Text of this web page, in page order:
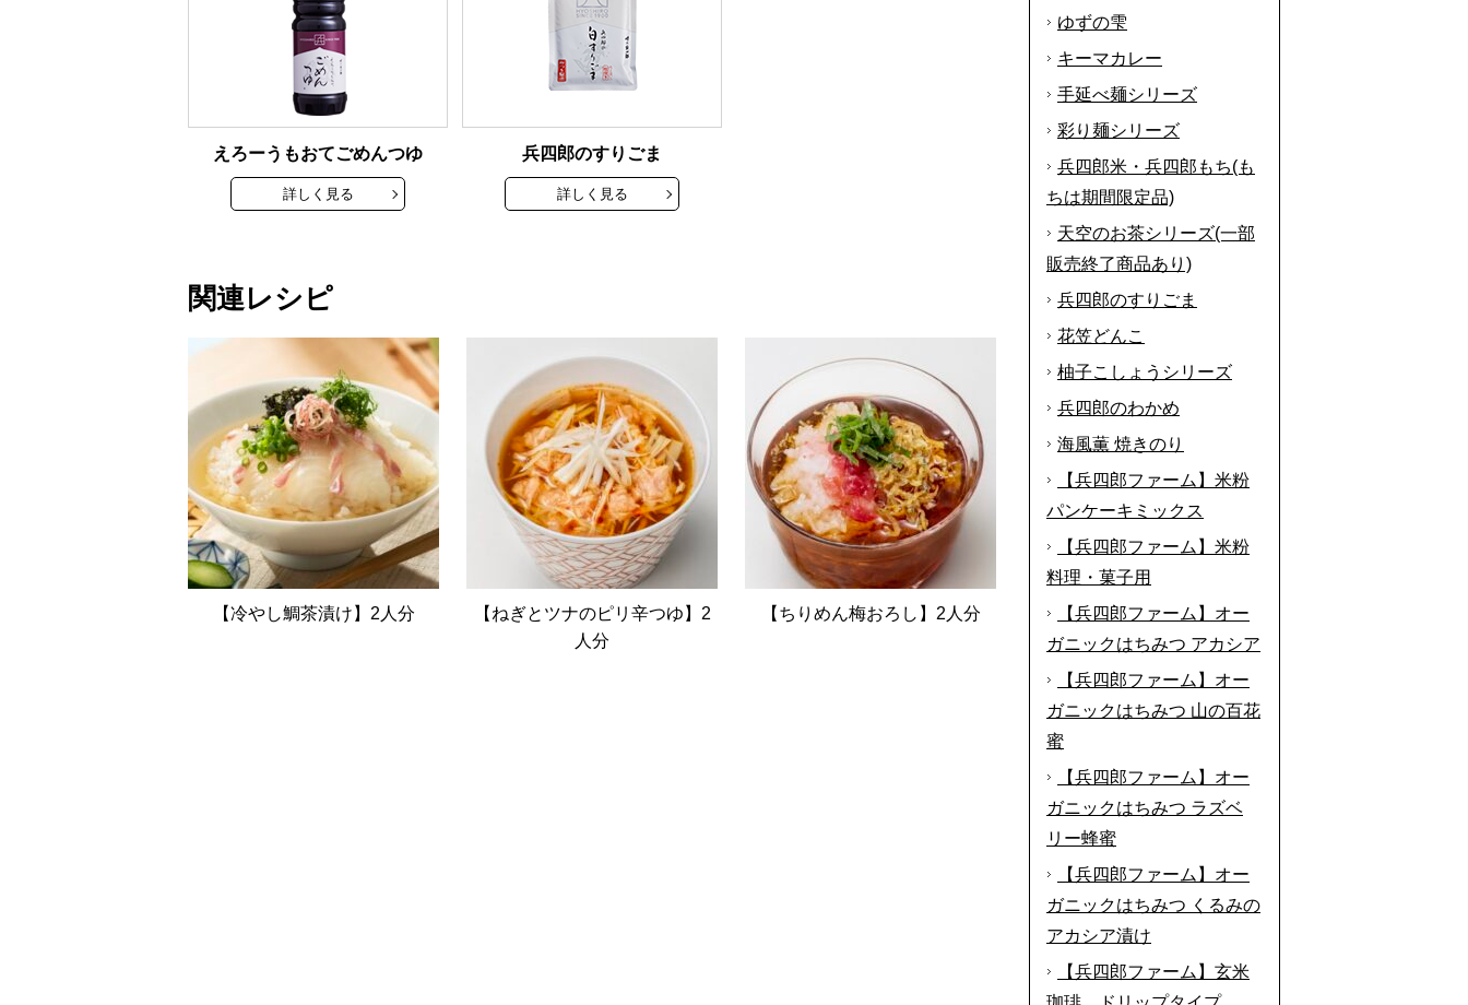
えろーうもおてごめんつゆ
詳しく見る
兵四郎のすりごま
詳しく見る
関連レシピ
【冷やし鯛茶漬け】2人分
【ねぎとツナのピリ辛つゆ】2
人分
【ちりめん梅おろし】2人分
ゆずの雫
キーマカレー
手延べ麺シリーズ
彩り麺シリーズ
兵四郎米・兵四郎もち(も
ちは期間限定品)
天空のお茶シリーズ(一部
販売終了商品あり)
兵四郎のすりごま
花笠どんこ
柚子こしょうシリーズ
兵四郎のわかめ
海風薫 焼きのり
【兵四郎ファーム】米粉
パンケーキミックス
【兵四郎ファーム】米粉
料理・菓子用
【兵四郎ファーム】オー
ガニックはちみつ アカシア
【兵四郎ファーム】オー
ガニックはちみつ 山の百花
蜜
【兵四郎ファーム】オー
ガニックはちみつ ラズベ
リー蜂蜜
【兵四郎ファーム】オー
ガニックはちみつ くるみの
アカシア漬け
【兵四郎ファーム】玄米